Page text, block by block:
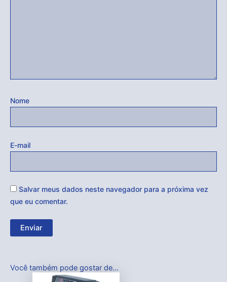
Nome
E-mail
Salvar meus dados neste navegador para a próxima vez
que eu comentar.
Você também pode gostar de…